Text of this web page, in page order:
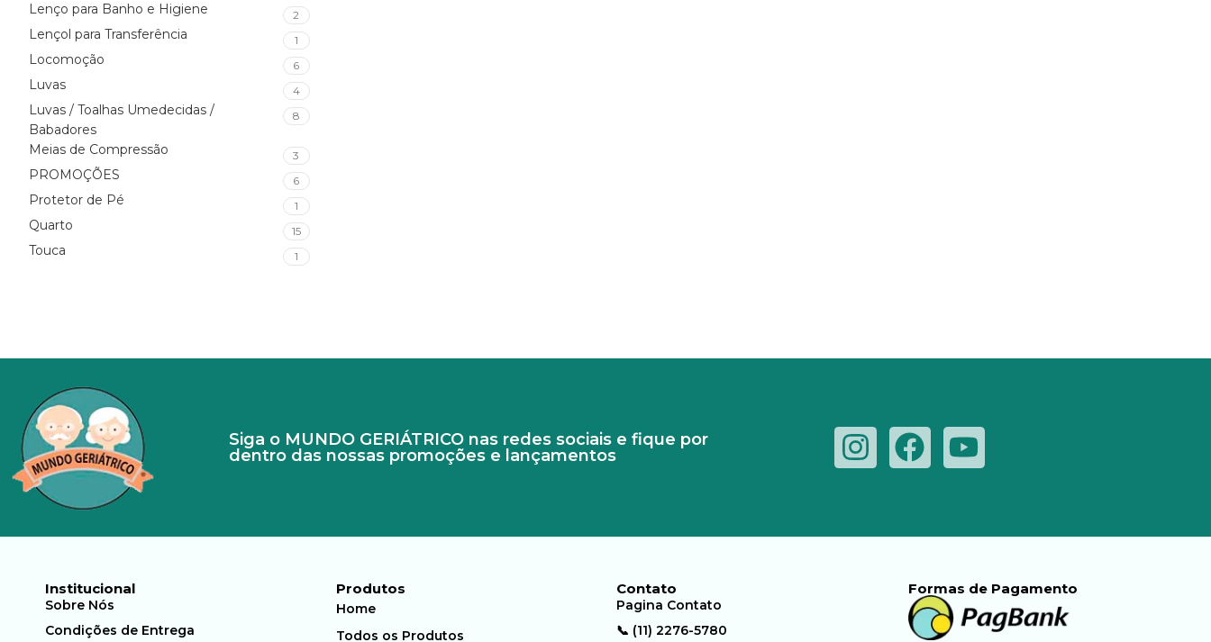
Lenço para Banho e Higiene 2
Lençol para Transferência 1
Locomoção 6
Luvas 4
Luvas / Toalhas Umedecidas /
Babadores
8
Meias de Compressão 3
PROMOÇÕES 6
Protetor de Pé 1
Quarto 15
Touca 1
Siga o MUNDO GERIÁTRICO nas redes sociais e fique por
dentro das nossas promoções e lançamentos
Institucional
Sobre Nós
Condições de Entrega
Produtos
Home
Todos os Produtos
Contato
Pagina Contato
📞 (11) 2276-5780
Formas de Pagamento